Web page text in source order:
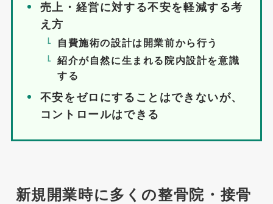
売上・経営に対する不安を軽減する考
え方
自費施術の設計は開業前から行う
紹介が自然に生まれる院内設計を意識
する
不安をゼロにすることはできないが、
コントロールはできる
新規開業時に多くの整骨院・接骨